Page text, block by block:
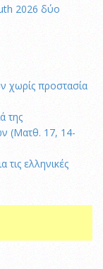
2026 δύο
χωρίς προστασία
της
(Ματθ. 17, 14-
ελληνικές